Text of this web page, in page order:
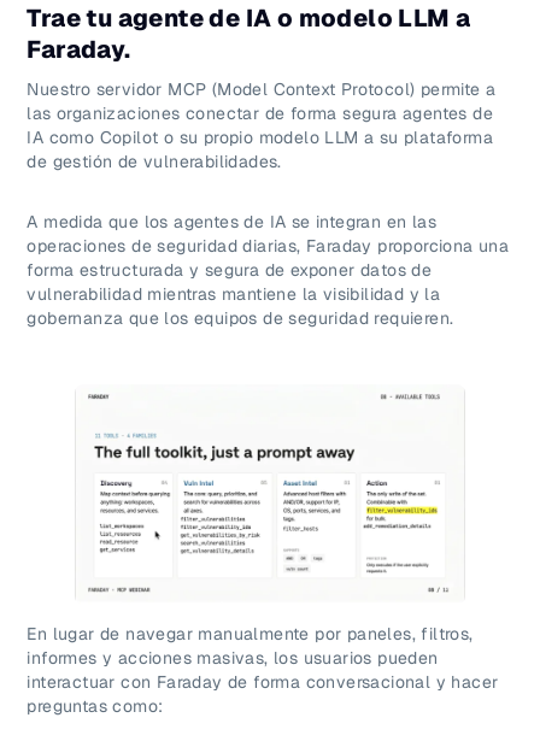
Trae tu agente de IA o modelo LLM a
Faraday.
Nuestro servidor MCP (Model Context Protocol) permite a
las organizaciones conectar de forma segura agentes de
IA como Copilot o su propio modelo LLM a su plataforma
de gestión de vulnerabilidades.
A medida que los agentes de IA se integran en las
operaciones de seguridad diarias, Faraday proporciona una
forma estructurada y segura de exponer datos de
vulnerabilidad mientras mantiene la visibilidad y la
gobernanza que los equipos de seguridad requieren.
En lugar de navegar manualmente por paneles, filtros,
informes y acciones masivas, los usuarios pueden
interactuar con Faraday de forma conversacional y hacer
preguntas como: